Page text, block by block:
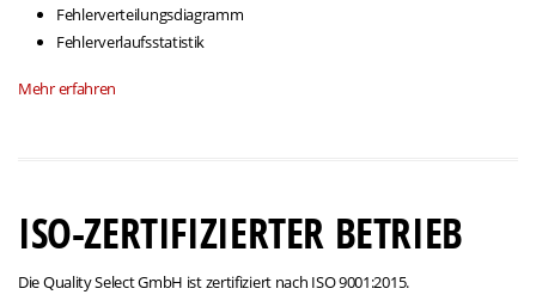
Fehlerverteilungsdiagramm
Fehlerverlaufsstatistik
Mehr erfahren
ISO-ZERTIFIZIERTER BETRIEB
Die Quality Select GmbH ist zertifiziert nach ISO 9001:2015.